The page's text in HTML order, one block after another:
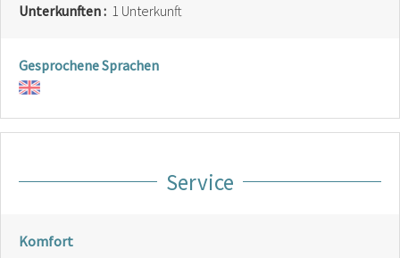
Unterkunften : 1 Unterkunft
Gesprochene Sprachen
Service
Komfort